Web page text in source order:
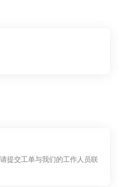
提交工单与我们的工作人员联